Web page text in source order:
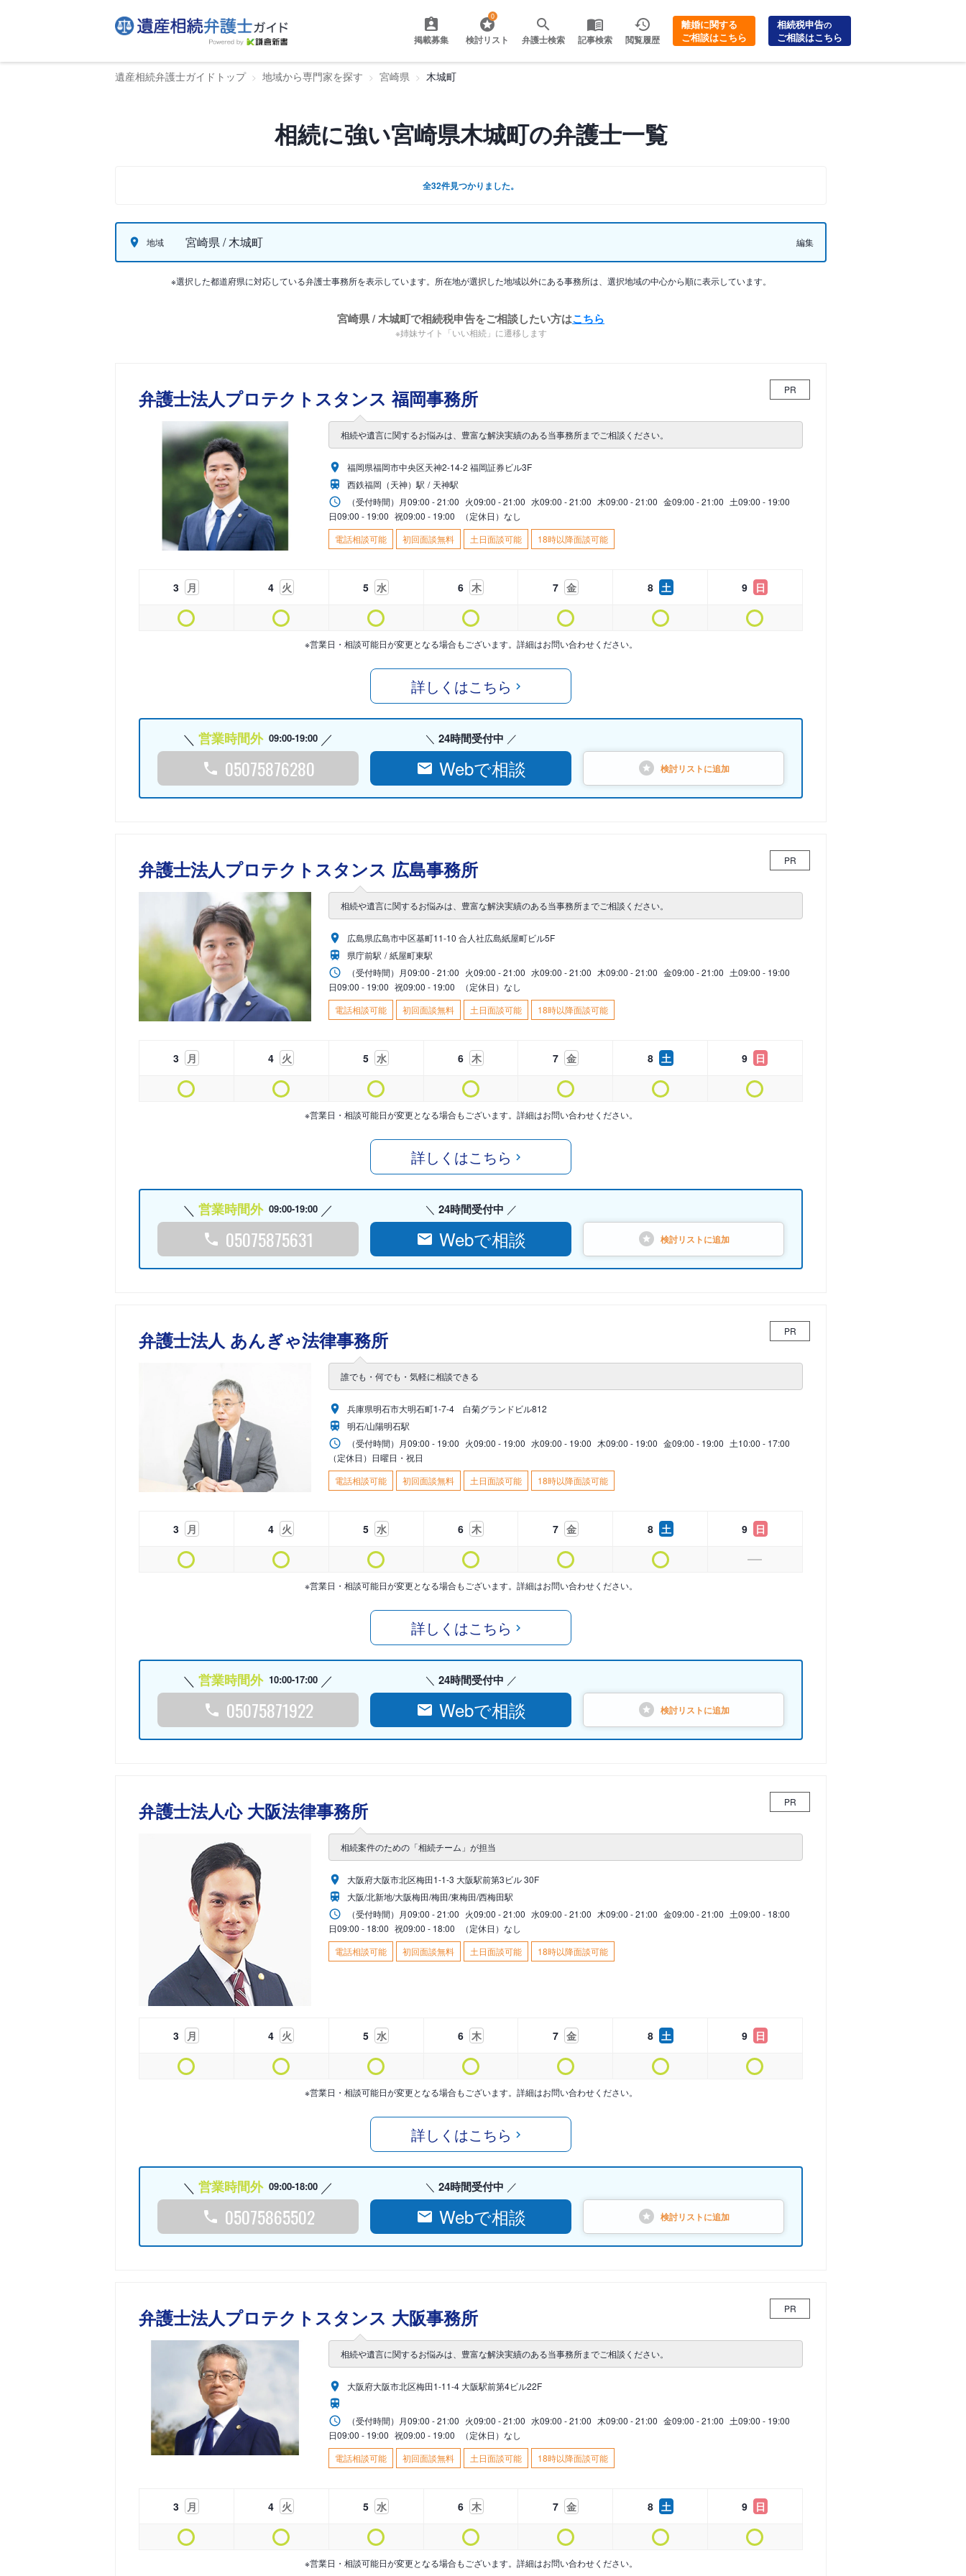
掲載募集
0
検討リスト 弁護士検索 記事検索 閲覧履歴
離婚に関する
ご相談はこちら
相続税申告の
ご相談はこちら
遺産相続弁護士ガイドトップ 地域から専門家を探す 宮崎県 木城町
相続に強い宮崎県木城町の弁護士一覧
全32件見つかりました。
地域 宮崎県 / 木城町 編集
※選択した都道府県に対応している弁護士事務所を表示しています。所在地が選択した地域以外にある事務所は、選択地域の中心から順に表示しています。
宮崎県 / 木城町で相続税申告をご相談したい方はこちら
※姉妹サイト「いい相続」に遷移します
弁護士法人プロテクトスタンス 福岡事務所 PR
相続や遺言に関するお悩みは、豊富な解決実績のある当事務所までご相談ください。
福岡県福岡市中央区天神2-14-2 福岡証券ビル3F
西鉄福岡（天神）駅
天神駅
（受付時間） 月09:00 - 21:00 火09:00 - 21:00 水09:00 - 21:00 木09:00 - 21:00 金09:00 - 21:00 土09:00 - 19:00
日09:00 - 19:00 祝09:00 - 19:00
（定休日）なし
電話相談可能
初回面談無料 土日面談可能 18時以降面談可能
3 月 4 火 5 水 6 木 7 金 8 土 9 日
※営業日・相談可能日が変更となる場合もございます。詳細はお問い合わせください。
詳しくはこちら
営業時間外 09:00-19:00
05075876280
24時間受付中
Webで相談 検討リストに追加
弁護士法人プロテクトスタンス 広島事務所 PR
相続や遺言に関するお悩みは、豊富な解決実績のある当事務所までご相談ください。
広島県広島市中区基町11-10 合人社広島紙屋町ビル5F
県庁前駅
紙屋町東駅
（受付時間） 月09:00 - 21:00 火09:00 - 21:00 水09:00 - 21:00 木09:00 - 21:00 金09:00 - 21:00 土09:00 - 19:00
日09:00 - 19:00 祝09:00 - 19:00
（定休日）なし
電話相談可能
初回面談無料 土日面談可能 18時以降面談可能
3 月 4 火 5 水 6 木 7 金 8 土 9 日
※営業日・相談可能日が変更となる場合もございます。詳細はお問い合わせください。
詳しくはこちら
営業時間外 09:00-19:00
05075875631
24時間受付中
Webで相談 検討リストに追加
弁護士法人 あんぎゃ法律事務所 PR
誰でも・何でも・気軽に相談できる
兵庫県明石市大明石町1-7-4 白菊グランドビル812
明石/山陽明石駅
（受付時間） 月09:00 - 19:00 火09:00 - 19:00 水09:00 - 19:00 木09:00 - 19:00 金09:00 - 19:00 土10:00 - 17:00
（定休日）日曜日・祝日
電話相談可能
初回面談無料 土日面談可能 18時以降面談可能
3 月 4 火 5 水 6 木 7 金 8 土 9 日
※営業日・相談可能日が変更となる場合もございます。詳細はお問い合わせください。
詳しくはこちら
営業時間外 10:00-17:00
05075871922
24時間受付中
Webで相談 検討リストに追加
弁護士法人心 大阪法律事務所 PR
相続案件のための「相続チーム」が担当
大阪府大阪市北区梅田1-1-3 大阪駅前第3ビル 30F
大阪/北新地/大阪梅田/梅田/東梅田/西梅田駅
（受付時間） 月09:00 - 21:00 火09:00 - 21:00 水09:00 - 21:00 木09:00 - 21:00 金09:00 - 21:00 土09:00 - 18:00
日09:00 - 18:00 祝09:00 - 18:00
（定休日）なし
電話相談可能
初回面談無料 土日面談可能 18時以降面談可能
3 月 4 火 5 水 6 木 7 金 8 土 9 日
※営業日・相談可能日が変更となる場合もございます。詳細はお問い合わせください。
詳しくはこちら
営業時間外 09:00-18:00
05075865502
24時間受付中
Webで相談 検討リストに追加
弁護士法人プロテクトスタンス 大阪事務所 PR
相続や遺言に関するお悩みは、豊富な解決実績のある当事務所までご相談ください。
大阪府大阪市北区梅田1-11-4 大阪駅前第4ビル22F
（受付時間） 月09:00 - 21:00 火09:00 - 21:00 水09:00 - 21:00 木09:00 - 21:00 金09:00 - 21:00 土09:00 - 19:00
日09:00 - 19:00 祝09:00 - 19:00
（定休日）なし
電話相談可能
初回面談無料 土日面談可能 18時以降面談可能
3 月 4 火 5 水 6 木 7 金 8 土 9 日
※営業日・相談可能日が変更となる場合もございます。詳細はお問い合わせください。